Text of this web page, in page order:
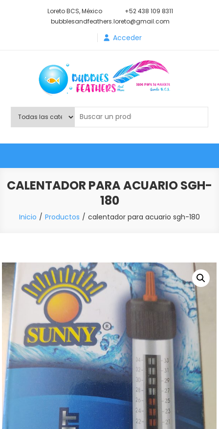
Loreto BCS, México
+52 438 109 8311
bubblesandfeathers.loreto@gmail.com
Acceder
Shop Bubbles Feathers And
More
CALENTADOR PARA ACUARIO SGH-
180
Inicio Productos calentador para acuario sgh-180